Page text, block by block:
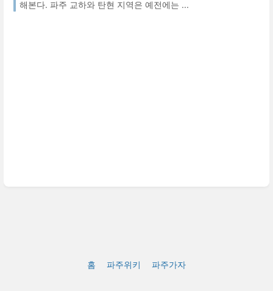
해본다. 파주 교하와 탄현 지역은 예전에는 ...
홈 파주위키 파주가자